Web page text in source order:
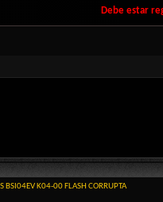
Debe estar
K04-00 FLASH CORRUPTA